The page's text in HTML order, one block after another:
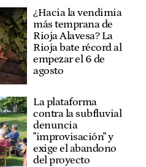
¿Hacia la vendimia
más temprana de
Rioja Alavesa? La
Rioja bate récord al
empezar el 6 de
agosto
La plataforma
contra la subfluvial
denuncia
"improvisación" y
exige el abandono
del proyecto